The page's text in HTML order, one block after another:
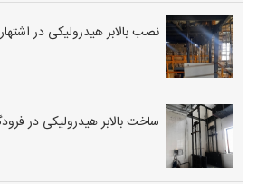
نصب بالابر هیدرولیکی در
ساخت بالابر هیدرولیکی در